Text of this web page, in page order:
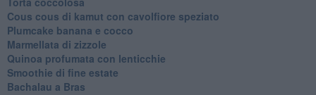
Cous cous di kamut con cavolfiore speziato
Plumcake banana e cocco
Marmellata di zizzole
Quinoa profumata con lenticchie
Smoothie di fine estate
Bachalau a Bras